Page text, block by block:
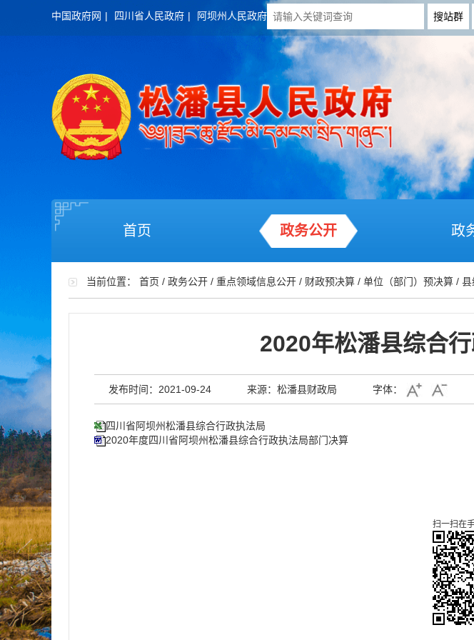
中国政府网 | 四川省人民政府 | 阿坝州人民政府
首页 政务公开 政
当前位置： 首页 / 政务公开 / 重点领域信息公开 / 财政预决算 / 单位（部门）预决算 / 县
2020年松潘县综合
发布时间：2021-09-24 来源：松潘县财政局 字体：
四川省阿坝州松潘县综合行政执法局
2020年度四川省阿坝州松潘县综合行政执法局部门决算
扫一扫在